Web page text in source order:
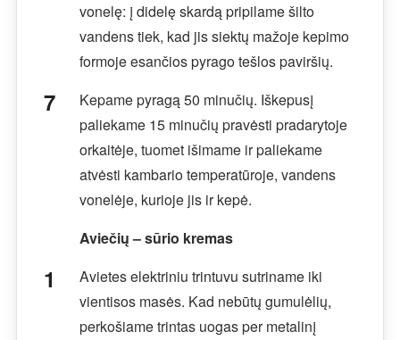
vonelę: į didelę skardą pripilame šilto
vandens tiek, kad jis siektų mažoje kepimo
formoje esančios pyrago tešlos paviršių.
Kepame pyragą 50 minučių. Iškepusį
paliekame 15 minučių pravėsti pradarytoje
orkaitėje, tuomet išimame ir paliekame
atvėsti kambario temperatūroje, vandens
vonelėje, kurioje jis ir kepė.
Aviečių – sūrio kremas
Avietes elektriniu trintuvu sutriname iki
vientisos masės. Kad nebūtų gumulėlių,
perkošiame trintas uogas per metalinį